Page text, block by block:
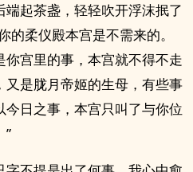
起茶盏，轻轻吹开浮沫抿了
的柔仪殿本宫是不需来的。
宫里的事，本宫就不得不走
是胧月帝姬的生母，有些事
日之事，本宫只叫了与你位
”